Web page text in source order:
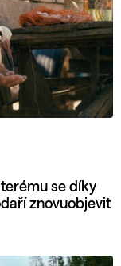
se díky
znovuobjevit